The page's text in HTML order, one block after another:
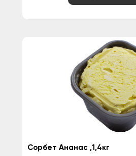
Сорбет Ананас ,1,4кг